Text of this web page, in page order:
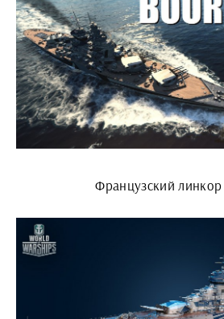
Французский линкор